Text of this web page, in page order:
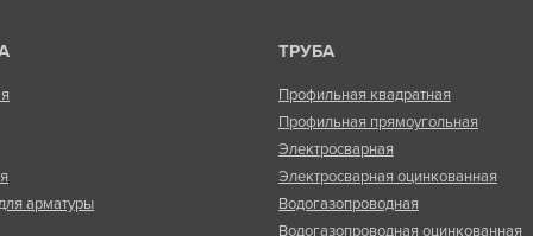
арматуры
ТРУБА
Профильная квадратная
Профильная прямоугольная
Электросварная
Электросварная оцинкованная
Водогазопроводная
Водогазопроводная оцинкованная